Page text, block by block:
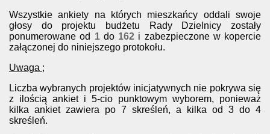
Wszystkie ankiety na których mieszkańcy oddali swoje
głosy do projektu budżetu Rady Dzielnicy zostały
ponumerowane od 1 do 162 i zabezpieczone w kopercie
załączonej do niniejszego protokołu.
Uwaga ;
Liczba wybranych projektów inicjatywnych nie pokrywa się
z ilością ankiet i 5-cio punktowym wyborem, ponieważ
kilka ankiet zawiera po 7 skreśleń, a kilka od 3 do 4
skreśleń.